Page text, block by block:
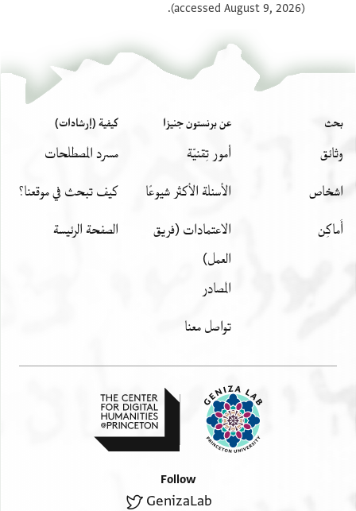
(accessed August 9, 2026).
بحث
وثائق
اشخاص
أَماكِن
عن برنستون جنيزا
أمور تِقنيّة
الأسئلة الأكثر شيوعًا
الاعتمادات (فريق
العمل)
المصادر
تواصل معنا
كيفية (إرشادات)
مسرد المصطلحات
كيف تبحث في موقعنا؟
الصفحة الرئيسة
Follow
GenizaLab